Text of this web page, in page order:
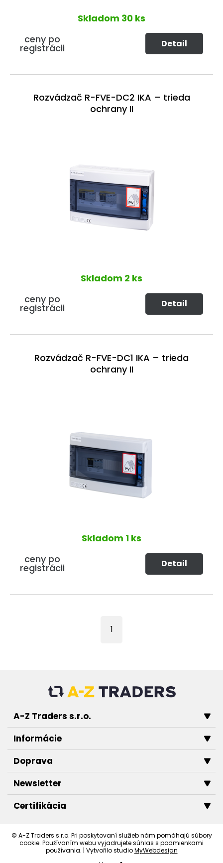
Skladom 30 ks
ceny po
registrácii Detail
Rozvádzač R-FVE-DC2 IKA – trieda
ochrany II
Skladom 2 ks
ceny po
registrácii Detail
Rozvádzač R-FVE-DC1 IKA – trieda
ochrany II
Skladom 1 ks
ceny po
registrácii Detail
1
A-Z Traders s.r.o.
Informácie
Doprava
Newsletter
Certifikácia
© A-Z Traders s.r.o. Pri poskytovaní služieb nám pomáhajú súbory
cookie. Používaním webu vyjadrujete súhlas s podmienkami
používania. | Vytvořilo studioMyWebdesign